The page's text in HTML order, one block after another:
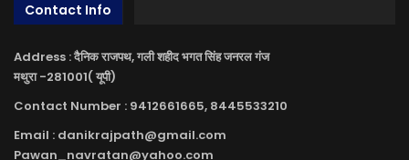
Contact Info
Address : दैनिक राजपथ, गली शहीद भगत सिंह जनरल गंज
मथुरा -281001( यूपी)
Contact Number : 9412661665, 8445533210
Email : danikrajpath@gmail.com
Pawan_navratan@yahoo.com